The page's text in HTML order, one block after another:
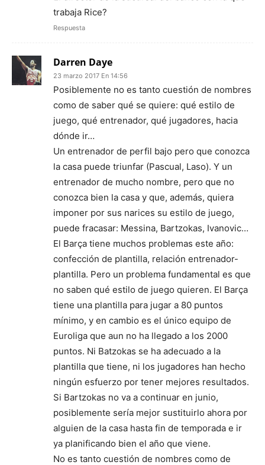
trabaja Rice?
Respuesta
Darren Daye
23 marzo 2017 En 14:56
Posiblemente no es tanto cuestión de nombres
como de saber qué se quiere: qué estilo de
juego, qué entrenador, qué jugadores, hacia
dónde ir…
Un entrenador de perfil bajo pero que conozca
la casa puede triunfar (Pascual, Laso). Y un
entrenador de mucho nombre, pero que no
conozca bien la casa y que, además, quiera
imponer por sus narices su estilo de juego,
puede fracasar: Messina, Bartzokas, Ivanovic…
El Barça tiene muchos problemas este año:
confección de plantilla, relación entrenador-
plantilla. Pero un problema fundamental es que
no saben qué estilo de juego quieren. El Barça
tiene una plantilla para jugar a 80 puntos
mínimo, y en cambio es el único equipo de
Euroliga que aun no ha llegado a los 2000
puntos. Ni Batzokas se ha adecuado a la
plantilla que tiene, ni los jugadores han hecho
ningún esfuerzo por tener mejores resultados.
Si Bartzokas no va a continuar en junio,
posiblemente sería mejor sustituirlo ahora por
alguien de la casa hasta fin de temporada e ir
ya planificando bien el año que viene.
No es tanto cuestión de nombres como de